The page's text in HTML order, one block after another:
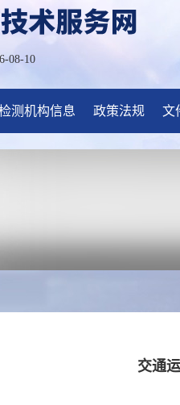
08-10
测机构信息 政策法规 文
交通